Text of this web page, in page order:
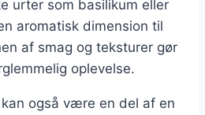
urter som basilikum eller
aromatisk dimension til
af smag og teksturer gør
oplevelse.
også være en del af en